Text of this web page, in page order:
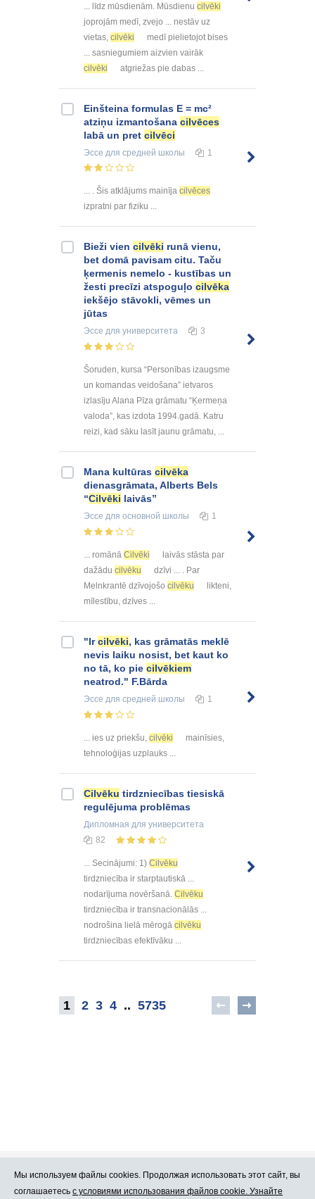
... līdz mūsdienām. Mūsdienu cilvēki
joprojām medī, zvejo ... nestāv uz
vietas, cilvēki
medī pielietojot bises
... sasniegumiem aizvien vairāk
cilvēki
atgriežas pie dabas ...
Einšteina formulas E = mc²
atziņu izmantošana cilvēces
labā un pret cilvēci
Эссе для средней школы 1
... . Šis atklājums mainīja cilvēces
izpratni par fiziku ...
Bieži vien cilvēki runā vienu,
bet domā pavisam citu. Taču
ķermenis nemelo - kustības un
žesti precīzi atspoguļo cilvēka
iekšējo stāvokli, vēmes un
jūtas
Эссе для университета 3
Šoruden, kursa “Personības izaugsme
un komandas veidošana” ietvaros
izlasīju Alana Pīza grāmatu “Ķermeņa
valoda”, kas izdota 1994.gadā. Katru
reizi, kad sāku lasīt jaunu grāmatu, ...
Mana kultūras cilvēka
dienasgrāmata, Alberts Bels
“Cilvēki laivās”
Эссе для основной школы 1
... romānā Cilvēki
laivās stāsta par
dažādu cilvēku
dzīvi ... . Par
Melnkrantē dzīvojošo cilvēku
likteni,
mīlestību, dzīves ...
"Ircilvēki, kas grāmatās meklē
nevis laiku nosist, bet kaut ko
no tā, ko pie cilvēkiem
neatrod." F.Bārda
Эссе для средней школы 1
... ies uz priekšu, cilvēki
mainīsies,
tehnoloģijas uzplauks ...
Cilvēku tirdzniecības tiesiskā
regulējuma problēmas
Дипломная для университета
82
... Secinājumi: 1) Cilvēku
tirdzniecība ir starptautiskā ...
nodarījuma novēršanā. Cilvēku
tirdzniecība ir transnacionālās ...
nodrošina lielā mērogā cilvēku
tirdzniecības efektīvāku ...
1 2 3 4 .. 5735
Про Atlants.lv Реклама
Мы используем файлы cookies. Продолжая использовать этот сайт, вы
соглашаетесь с условиями использования файлов cookie. Узнайте